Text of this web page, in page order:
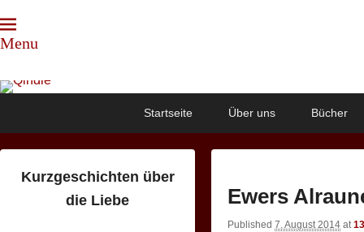
Menu
Qindie
Das Autorenkorrektiv
Startseite Über uns Bücher
Ewers
Published 7. August 2014 at
Kurzgeschichten über
die Liebe